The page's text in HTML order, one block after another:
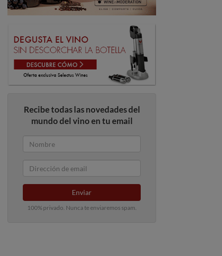
Recibe todas las novedades del
mundo del vino en tu email
Enviar
100% privado. Nunca te enviaremos spam.